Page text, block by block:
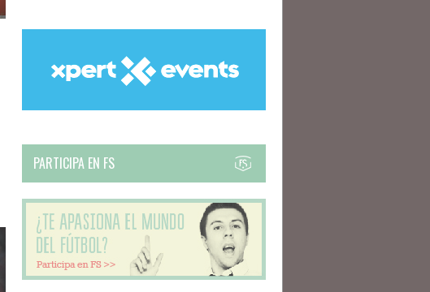
PARTICIPA EN FS